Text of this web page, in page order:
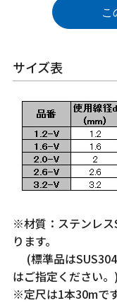
こ
サイズ表
※材質：ステンレス
ります。
(標準品は
はご指定ください。)
※定尺は1本30mです